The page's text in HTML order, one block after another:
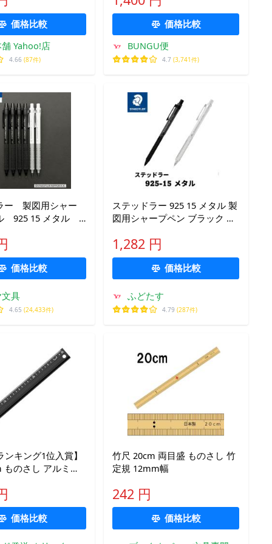
価格比較
Yahoo!店
4.66 (87件)
価格比較
BUNGU便
4.7 (3,741件)
ー 製図用シャー
925 15 メタル
価格比較
具
4.65 (24,433件)
ステッドラー 925 15 メタル 製
図用シャープペン ブラック ホ
STAEDTLER シャーペン 製図 低
重心 ローレット 滑り止め 金属
1,282 円
価格比較
ふどたす
4.79 (287件)
ンキング1位入賞】
ものさし アルミ定
価格比較
竹尺 20cm 両目盛 ものさし 竹
定規 12mm幅
242 円
価格比較